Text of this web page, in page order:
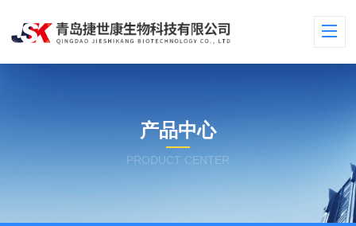
产品中心
PRODUCT CENTER